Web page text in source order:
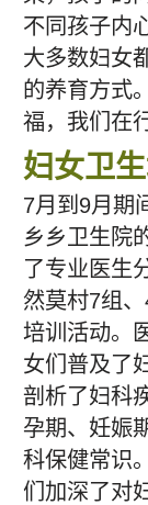
不同孩子内
大多数妇女
的养育方式
福，我们在
妇女卫
7月到9月期
乡乡卫生院
了专业医生
然莫村7组
培训活动。
女们普及了
剖析了妇科
孕期、妊娠
科保健常识
们加深了对